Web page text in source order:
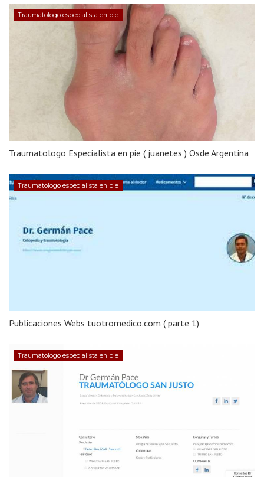
Traumatologo especialista en pie
Traumatologo Especialista en pie ( juanetes ) Osde Argentina
Traumatologo especialista en pie
Publicaciones Webs tuotromedico.com ( parte 1)
Traumatologo especialista en pie